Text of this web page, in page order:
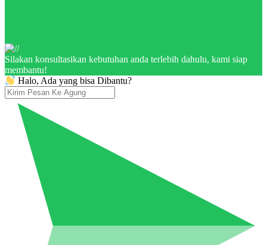
Silakan konsultasikan kebutuhan anda terlebih dahulu, kami siap
membantu!
Halo, Ada yang bisa Dibantu?